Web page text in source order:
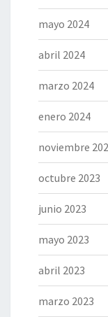
mayo 2024
abril 2024
marzo 2024
enero 2024
noviembre
octubre 2023
junio 2023
mayo 2023
abril 2023
marzo 2023